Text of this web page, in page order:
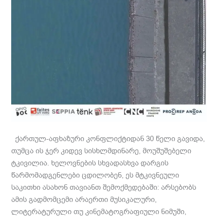
ქართულ-აფხაზური კონფლიქტიდან 30 წელი გავიდა,
თუმცა ის ჯერ კიდევ სისხლმდინარე, მოუშუშებელი
ტკივილია. ხელოვნების სხვადასხვა დარგის
წარმომადგენლები ცდილობენ, ეს მტკივნეული
საკითხი ასახონ თავიანთ შემოქმედებაში: არსებობს
ამის გადმომცემი არაერთი მუსიკალური,
ლიტერატურული თუ კინემატოგრაფიული ნიმუში,